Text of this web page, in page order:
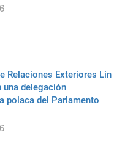
Relaciones Exteriores Lin
una delegación
polaca del Parlamento